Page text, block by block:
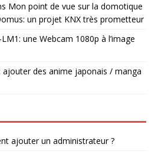
Mon point de vue sur la domotique
un projet KNX très prometteur
une Webcam 1080p à l’image
ajouter des anime japonais / manga
ajouter un administrateur ?